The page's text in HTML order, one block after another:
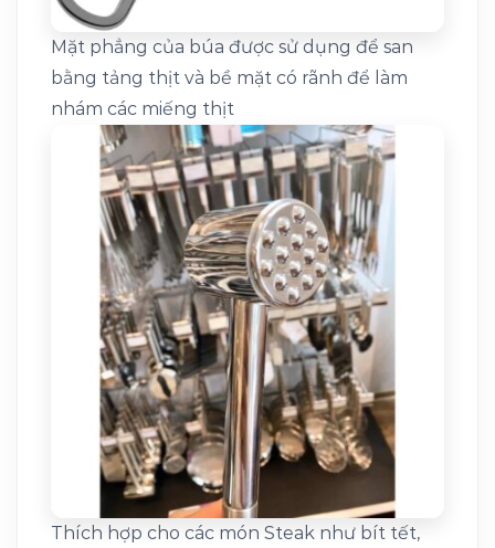
Mặt phẳng của búa được sử dụng để san
bằng tảng thịt và bề mặt có rãnh để làm
nhám các miếng thịt
Thích hợp cho các món Steak như bít tết,